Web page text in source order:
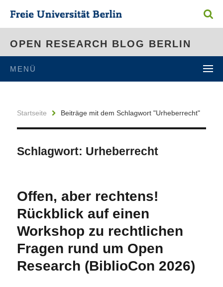
OPEN RESEARCH BLOG BERLIN
MENÜ
Startseite Beiträge mit dem Schlagwort "Urheberrecht"
Schlagwort: Urheberrecht
Offen, aber rechtens!
Rückblick auf einen
Workshop zu rechtlichen
Fragen rund um Open
Research (BiblioCon 2026)